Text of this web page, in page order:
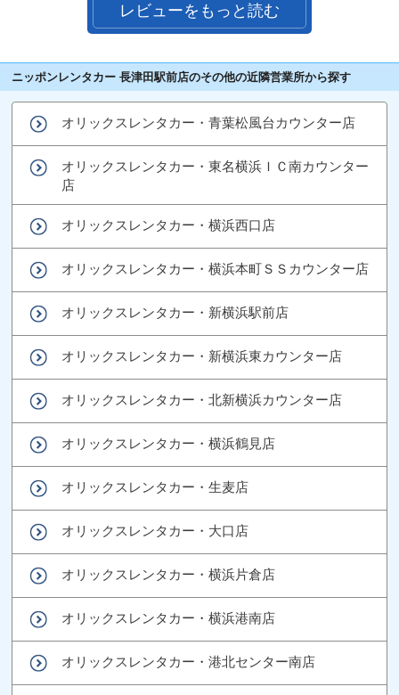
レビューをもっと読む
ニッポンレンタカー 長津田駅前店のその他の近隣営業所から探す
オリックスレンタカー・青葉松風台カウンター店
オリックスレンタカー・東名横浜ＩＣ南カウンター
店
オリックスレンタカー・横浜西口店
オリックスレンタカー・横浜本町ＳＳカウンター店
オリックスレンタカー・新横浜駅前店
オリックスレンタカー・新横浜東カウンター店
オリックスレンタカー・北新横浜カウンター店
オリックスレンタカー・横浜鶴見店
オリックスレンタカー・生麦店
オリックスレンタカー・大口店
オリックスレンタカー・横浜片倉店
オリックスレンタカー・横浜港南店
オリックスレンタカー・港北センター南店